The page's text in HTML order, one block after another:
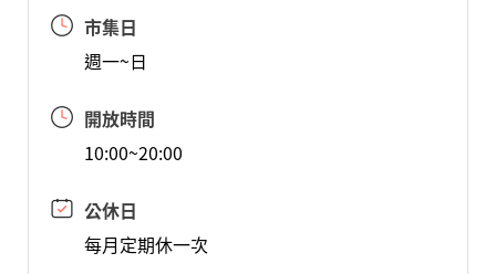
市集日
週一~日
開放時間
10:00~20:00
公休日
每月定期休一次